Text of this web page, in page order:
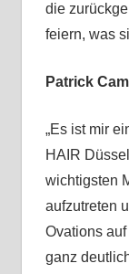
die
feiern, was
Patrick
„Es ist mir
HAIR
wichtigsten
aufzutreten
Ovations
ganz